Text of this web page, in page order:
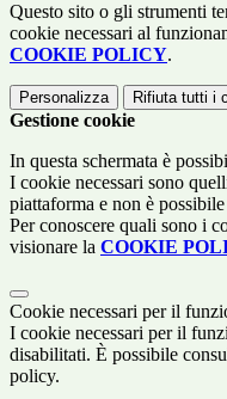
Questo sito o gli strumenti
cookie necessari al
COOKIE POLICY.
Personalizza Rifiuta tutti i
Gestione cookie
In questa schermata è
I cookie necessari sono
piattaforma e non è
Per conoscere quali sono i
visionare la COOKIE
Cookie necessari per il
I cookie necessari per il
disabilitati. È possibile
policy.